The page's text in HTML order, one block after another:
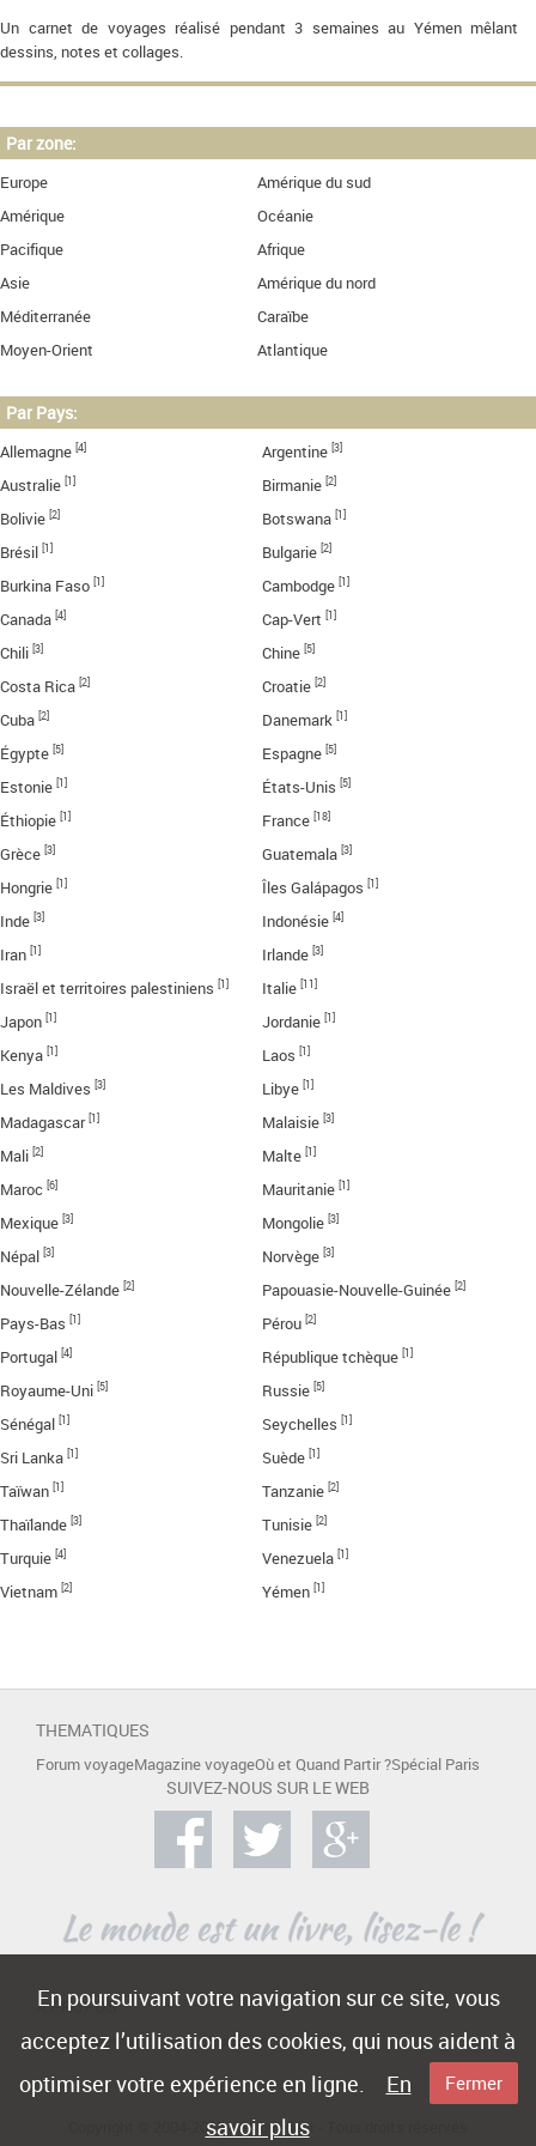
En poursuivant votre navigation sur ce site, vous
acceptez l’utilisation des cookies, qui nous aident à
optimiser votre expérience en ligne.
Fermer
En
savoir plus
Un carnet de voyages réalisé pendant 3 semaines au Yémen mêlant
dessins, notes et collages.
Par zone:
Europe
Amérique du sud
Amérique
Océanie
Pacifique
Afrique
Asie
Amérique du nord
Méditerranée
Caraïbe
Moyen-Orient
Atlantique
Par Pays:
Allemagne [4] Argentine [3]
Australie [1] Birmanie [2]
Bolivie [2] Botswana [1]
Brésil [1] Bulgarie [2]
Burkina Faso [1] Cambodge [1]
Canada [4] Cap-Vert [1]
Chili [3] Chine [5]
Costa Rica [2] Croatie [2]
Cuba [2] Danemark [1]
Égypte [5] Espagne [5]
Estonie [1] États-Unis [5]
Éthiopie [1] France [18]
Grèce [3] Guatemala [3]
Hongrie [1] Îles Galápagos [1]
Inde [3] Indonésie [4]
Iran [1] Irlande [3]
Israël et territoires palestiniens [1] Italie [11]
Japon [1] Jordanie [1]
Kenya [1] Laos [1]
Les Maldives [3] Libye [1]
Madagascar [1] Malaisie [3]
Mali [2] Malte [1]
Maroc [6] Mauritanie [1]
Mexique [3] Mongolie [3]
Népal [3] Norvège [3]
Nouvelle-Zélande [2] Papouasie-Nouvelle-Guinée [2]
Pays-Bas [1] Pérou [2]
Portugal [4] République tchèque [1]
Royaume-Uni [5] Russie [5]
Sénégal [1] Seychelles [1]
Sri Lanka [1] Suède [1]
Taïwan [1] Tanzanie [2]
Thaïlande [3] Tunisie [2]
Turquie [4] Venezuela [1]
Vietnam [2] Yémen [1]
THEMATIQUES
Forum voyageMagazine voyageOù et Quand Partir ?Spécial Paris
SUIVEZ-NOUS SUR LE WEB
A PROPOS
ContactMentions légalesPublicité
Copyright © 2004-2015 -e-Voyageur